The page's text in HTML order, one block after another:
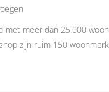
met meer dan 25.000
zijn ruim 150